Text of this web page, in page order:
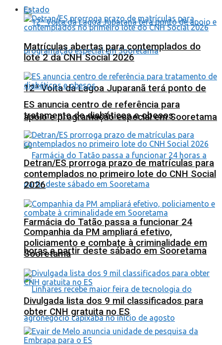
12ª Volta da Lagoa Juparanã terá ponto de
apoio e programação especial em Sooretama
Farmácia do Tatão passa a funcionar 24
horas a partir deste sábado em Sooretama
Estado
Matrículas abertas para contemplados do
lote 2 da CNH Social 2026
ES anuncia centro de referência para
tratamento de diabéticos e obesos
Detran/ES prorroga prazo de matrículas para
contemplados no primeiro lote do CNH Social
2026
Companhia da PM ampliará efetivo,
policiamento e combate à criminalidade em
Sooretama
Divulgada lista dos 9 mil classificados para
obter CNH gratuita no ES